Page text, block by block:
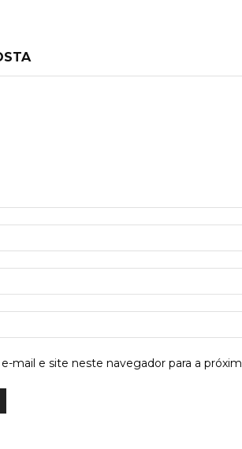
mail e site neste navegador para a